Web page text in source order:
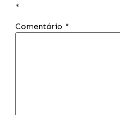
*
Comentário *